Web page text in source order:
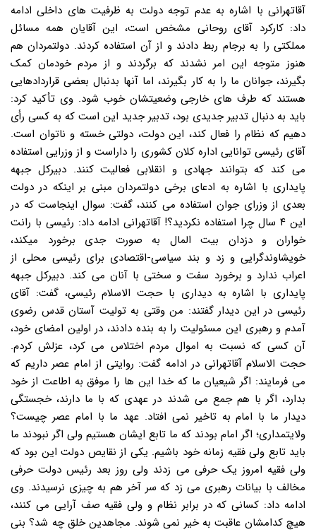
آقاتهرانی با اشاره به عدم توجه دولت به ظرفیت های داخلی ادامه
داد: کارکرد آقای روحانی مشخص است، این آقایان همه مسائل
مملکتی را به برجام ربط دادند و از آن استفاده کردند. دولتمردان هم
هنوز متوجه این امر نشدند که برگردند و از مردم خودمان کمک
بگیرند، جوانان ما را به کار بگیرند، اما آنها بدنبال بعضی قراردادهایی
هستند که طرف های خارجی وضعیتشان خوب شود. وی تأکید کرد:
باید به دنبال تدبیر جدیدی بود، تدبیر جدید این است که به کسی رأی
دهیم که نظام را فعال کند، این دولت، دولتی خسته و ناتوان است.
آقای رئیسی توانایی اداره کلان کشوری را داراست و از وزرایی استفاده
می کند که بتوانند جهادی و انقلابی فعالیت کنند. دبیرکل جبهه
پایداری با اشاره به ادعای برخی دولتمردان مبنی بر اینکه در دولت
بعدی از وزرای جوان استفاده می کنند، گفت: سوال اینجاست که در
این ۴ سال چرا استفاده نکردید؟! آقاتهرانی ادامه داد: رئیسی با رانت
خواران و دزدان بیت المال به صورت جدی برخورد میکند،
خویشاوندگرایی و زد و بند سیاسی-اقتصادی برای رئیسی محلی از
اعراب ندارد و برخورد سفت و سختی با آنان می کند. دبیرکل جبهه
پایداری با اشاره به دیداری با حجت الاسلام رئیسی، گفت: آقای
رئیسی در این دیدار گفتند: من وقتی به تولیت آستان قدس رضوی
آمدم و رهبری این مسئولیت را به بنده دادند، در اولین امضای خود،
آن کسی که نسبت به اموال مردم اختلاس می کرد، عزلش کردم.
حجت الاسلام آقاتهرانی در ادامه گفت: روایتی از امام عصر داریم که
می فرمایند: اگر شیعیان ما که خدا این ها را موفق به اطاعت از خود
بدارد، اگر با هم جمع می شدند در عهدی که با ما دارند، خجستگی
دیدار ما با امام به تاخیر نمی افتاد. عهد ما با امام عصر چیست؟
ولایتمداری؛ اگر امام بودند که ما تابع ایشان هستیم ولی اگر نبودند ما
باید تابع ولی فقیه زمانه خود باشیم. یکی از نقایص دولت این بود که
ولی فقیه امروز یک حرفی می زدند ولی روز بعد رئیس دولت حرفی
مخالف با بیانات رهبری می زد که سر آخر هم به چیزی نرسیدند. وی
ادامه داد: کسانی که در برابر نظام و ولی فقیه صف آرایی می کنند،
هیچ کدامشان عاقبت به خیر نمی شوند. مجاهدین خلق چه شد؟ بنی